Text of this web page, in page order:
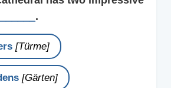
.
[Türme]
[Gärten]